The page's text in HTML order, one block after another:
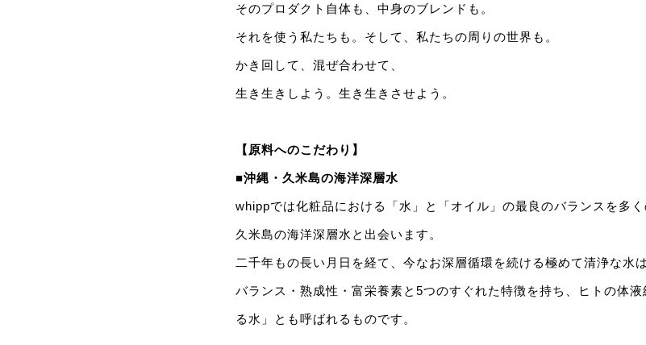
そのプロダクト自体も、中身のブレンドも。
それを使う私たちも。そして、私たちの周りの世界も。
かき回して、混ぜ合わせて、
生き生きしよう。生き生きさせよう。
【原料へのこだわり】
■沖縄・久米島の海洋深層水
whippでは化粧品における「水」と「オイル」の最良のバランスを多
久米島の海洋深層水と出会います。
二千年もの長い月日を経て、今なお深層循環を続ける極めて清浄な水
バランス・熟成性・富栄養素と5つのすぐれた特徴を持ち、ヒトの体
る水」とも呼ばれるものです。